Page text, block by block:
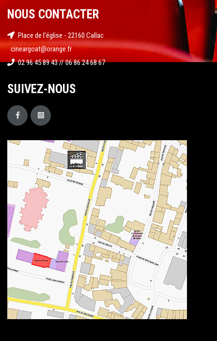
NOUS CONTACTER
Place de l'église - 22160 Callac
cineargoat@orange.fr
02 96 45 89 43 // 06 86 24 68 67
SUIVEZ-NOUS